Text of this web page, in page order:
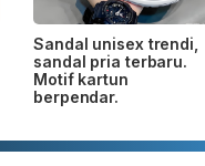
Sandal unisex trendi,
sandal pria terbaru.
Motif kartun
berpendar.